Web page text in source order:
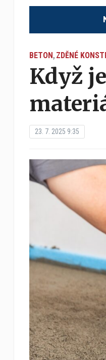
BETON , ZDĚNÉ
Když
23. 7. 2025 9:35